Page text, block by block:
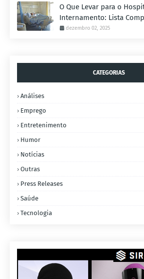
O Que Levar para o
Internamento: Lista
dezembro 02, 2025
CATEGORIAS
Análises
Emprego
Entretenimento
Humor
Notícias
Outras
Press Releases
Saúde
Tecnologia